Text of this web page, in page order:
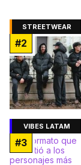
STREETWEAR
#2
VIBES LATAM
#3